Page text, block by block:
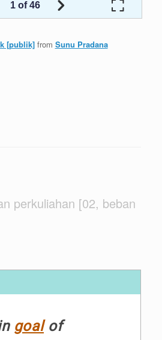
[publik] from Sunu Pradana
perkuliahan [02, beban
goalof